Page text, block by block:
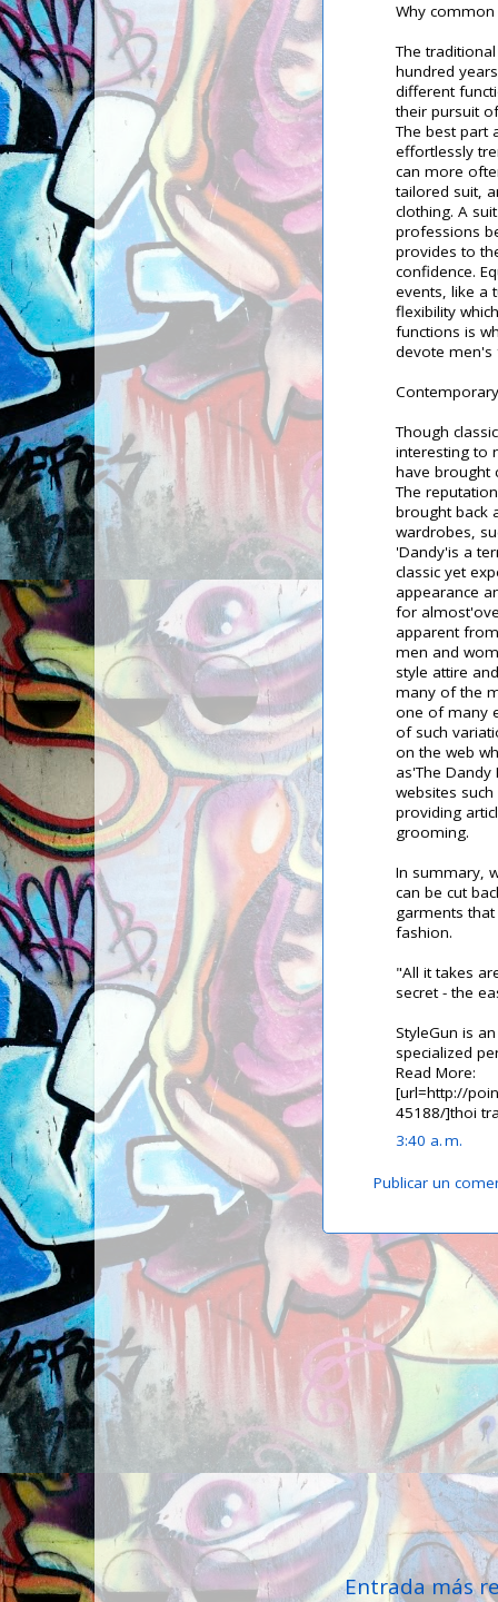
Why
The
hundred
different
their pursuit
The best part
effortlessly
can more
tailored suit,
clothing. A
professions
provides to
confidence.
events, like a
flexibility
functions is
devote men's
Though
interesting to
have brought
The
brought back
wardrobes,
'Dandy'is a
classic yet
appearance
for
apparent
men and
style attire
many of the
one of many
of such
on the web
as'The
websites
providing
grooming.
In summary,
can be cut
garments
fashion.
"All it takes
secret - the
StyleGun is
specialized
Read More:
[url=http://
45188/]thoi
3:40 a. m.
Publicar un
Entrada más